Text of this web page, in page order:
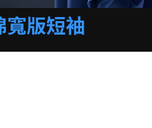
寬版短袖